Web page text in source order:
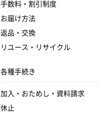
手数料・割引制度
お届け方法
返品・交換
リユース・リサイクル
各種手続き
加入・おためし・資料請求
休止